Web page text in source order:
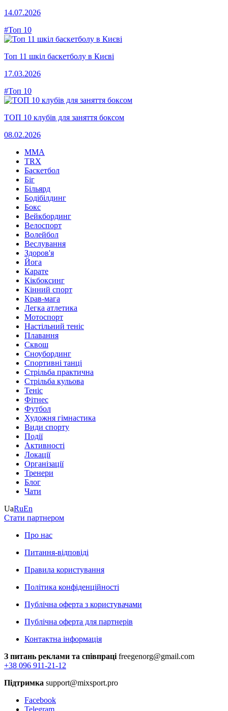
14.07.2026
#Топ 10
Топ 11 шкіл баскетболу в Києві
17.03.2026
#Топ 10
ТОП 10 клубів для заняття боксом
08.02.2026
MMA
TRX
Баскетбол
Біг
Більярд
Бодібілдинг
Бокс
Вейкбординг
Велоспорт
Волейбол
Веслування
Здоров'я
Йога
Карате
Кікбоксинг
Кінний спорт
Крав-мага
Легка атлетика
Мотоспорт
Настільний теніс
Плавання
Сквош
Сноубординг
Спортивні танці
Стрільба практична
Стрільба кульова
Теніс
Фітнес
Футбол
Художня гімнастика
Види спорту
Події
Активності
Локації
Організації
Тренери
Блог
Чати
UaRuEn
Стати партнером
Про нас
Питання-відповіді
Правила користування
Політика конфіденційності
Публічна оферта з користувачами
Публічна оферта для партнерів
Контактна інформація
З питань реклами та співпраці freegenorg@gmail.com
+38 096 911-21-12
Підтримка support@mixsport.pro
Facebook
Telegram